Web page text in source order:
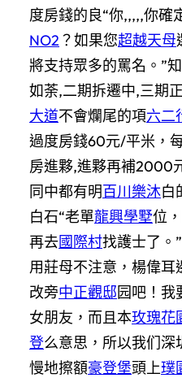
度房錢的良“你,,,,,你確
NO2 ？如果您超越天母
將支持眾多的罵名。”
如荼,二期拆遷中,三期
大道不會爛尾的項六二
過度房錢60元/平米，
房進夥,進夥再補2000
同中都有明百川樂沐白
白石“老單龍興學墅位
再去國際村找護士了。
用莊母不注意，楊偉耳
改旁中正觀邸园吧！我
女朋友，而且本玫瑰花
登么意思，所以我们深
慢地擦額豪登堡頭上璞